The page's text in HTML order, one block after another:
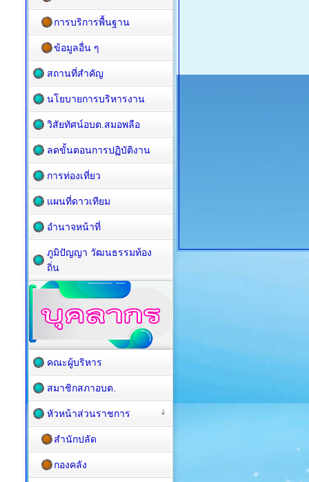
การบริการพื้นฐาน
ข้อมูลอื่น ๆ
สถานที่สำคัญ
นโยบายการบริหารงาน
วิสัยทัศน์อบต.สมอพลือ
ลดขั้นตอนการปฏิบัติงาน
การท่องเที่ยว
แผนที่ดาวเทียม
อำนาจหน้าที่
ภูมิปัญญา วัฒนธรรมท้อง
ถิ่น
คณะผู้บริหาร
สมาชิกสภาอบต.
หัวหน้าส่วนราชการ
สำนักปลัด
กองคลัง